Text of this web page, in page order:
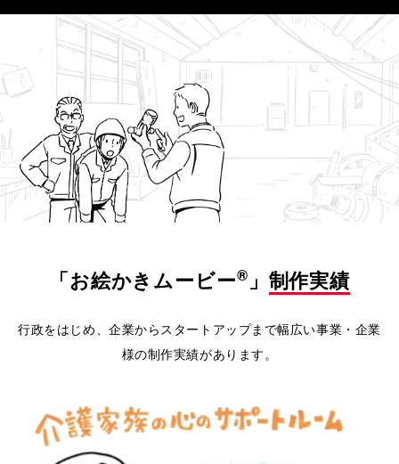
「お絵かきムービー® 」 制作実績
行政をはじめ、企業からスタートアップまで幅広い事業・企業
様の制作実績があります。